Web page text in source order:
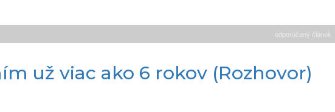
odporúčaný článok
už viac ako 6 rokov (Rozhovor)